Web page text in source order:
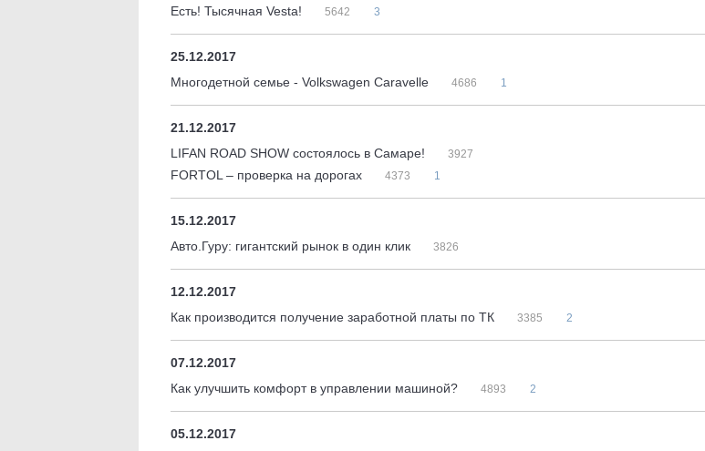
Есть! Тысячная Vesta!
5642 3
25.12.2017
Многодетной семье - Volkswagen Caravelle
4686 1
21.12.2017
LIFAN ROAD SHOW состоялось в Самаре!
3927
FORTOL – проверка на дорогах 4373 1
15.12.2017
Авто.Гуру: гигантский рынок в один клик
3826
12.12.2017
Как производится получение заработной платы по ТК
3385 2
07.12.2017
Как улучшить комфорт в управлении машиной?
4893 2
05.12.2017